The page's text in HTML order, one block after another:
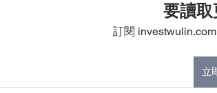
要讀取
訂閱
立